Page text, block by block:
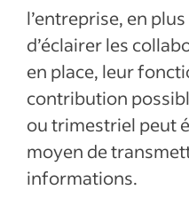
l’entreprise, en
d’éclairer les
en place, leur
contribution
ou trimestriel peut
moyen de
informations.